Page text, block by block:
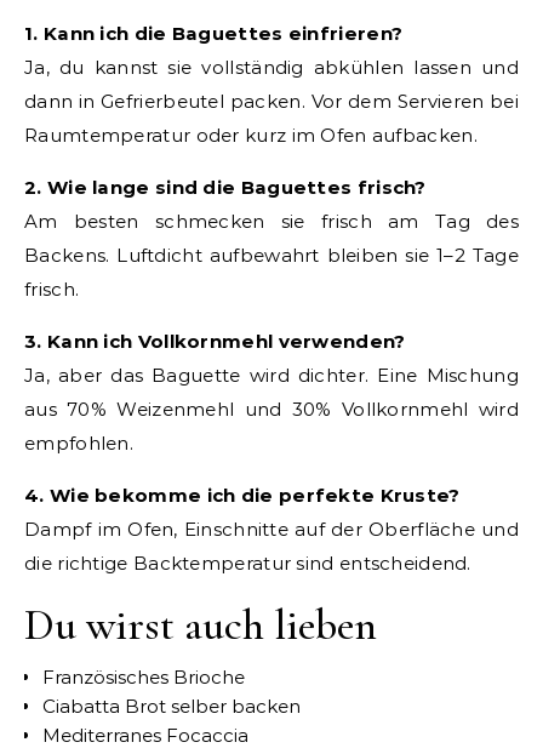
1. Kann ich die Baguettes einfrieren?
Ja, du kannst sie vollständig abkühlen lassen und
dann in Gefrierbeutel packen. Vor dem Servieren bei
Raumtemperatur oder kurz im Ofen aufbacken.
2. Wie lange sind die Baguettes frisch?
Am besten schmecken sie frisch am Tag des
Backens. Luftdicht aufbewahrt bleiben sie 1–2 Tage
frisch.
3. Kann ich Vollkornmehl verwenden?
Ja, aber das Baguette wird dichter. Eine Mischung
aus 70% Weizenmehl und 30% Vollkornmehl wird
empfohlen.
4. Wie bekomme ich die perfekte Kruste?
Dampf im Ofen, Einschnitte auf der Oberfläche und
die richtige Backtemperatur sind entscheidend.
Du wirst auch lieben
Französisches Brioche
Ciabatta Brot selber backen
Mediterranes Focaccia